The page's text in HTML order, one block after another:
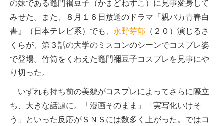
の妹である竈門禰豆子（かまどねずこ）に見事変身して
みせた。また、８月１６日放送のドラマ『親バカ青春白
書』（日本テレビ系）でも、 永野芽郁 （２０）演じるさ
くらが、第３話の大学のミスコンのシーンでコスプレ姿
で登場。竹筒をくわえた竈門禰豆子コスプレを見事にや
り切った。
いずれも持ち前の美貌がコスプレによってさらに際立
ち、大きな話題に。「漫画そのまま」「実写化いけそ
う」といった反応がＳＮＳには数多く上がった。ではコ